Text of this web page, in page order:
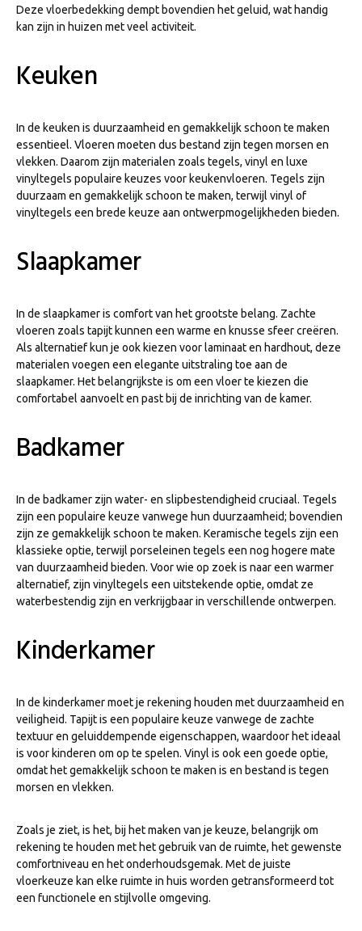
Deze vloerbedekking dempt bovendien het geluid, wat handig
kan zijn in huizen met veel activiteit.
Keuken
In de keuken is duurzaamheid en gemakkelijk schoon te maken
essentieel. Vloeren moeten dus bestand zijn tegen morsen en
vlekken. Daarom zijn materialen zoals tegels, vinyl en luxe
vinyltegels populaire keuzes voor keukenvloeren. Tegels zijn
duurzaam en gemakkelijk schoon te maken, terwijl vinyl of
vinyltegels een brede keuze aan ontwerpmogelijkheden bieden.
Slaapkamer
In de slaapkamer is comfort van het grootste belang. Zachte
vloeren zoals tapijt kunnen een warme en knusse sfeer creëren.
Als alternatief kun je ook kiezen voor laminaat en hardhout, deze
materialen voegen een elegante uitstraling toe aan de
slaapkamer. Het belangrijkste is om een vloer te kiezen die
comfortabel aanvoelt en past bij de inrichting van de kamer.
Badkamer
In de badkamer zijn water- en slipbestendigheid cruciaal. Tegels
zijn een populaire keuze vanwege hun duurzaamheid; bovendien
zijn ze gemakkelijk schoon te maken. Keramische tegels zijn een
klassieke optie, terwijl porseleinen tegels een nog hogere mate
van duurzaamheid bieden. Voor wie op zoek is naar een warmer
alternatief, zijn vinyltegels een uitstekende optie, omdat ze
waterbestendig zijn en verkrijgbaar in verschillende ontwerpen.
Kinderkamer
In de kinderkamer moet je rekening houden met duurzaamheid en
veiligheid. Tapijt is een populaire keuze vanwege de zachte
textuur en geluiddempende eigenschappen, waardoor het ideaal
is voor kinderen om op te spelen. Vinyl is ook een goede optie,
omdat het gemakkelijk schoon te maken is en bestand is tegen
morsen en vlekken.
Zoals je ziet, is het, bij het maken van je keuze, belangrijk om
rekening te houden met het gebruik van de ruimte, het gewenste
comfortniveau en het onderhoudsgemak. Met de juiste
vloerkeuze kan elke ruimte in huis worden getransformeerd tot
een functionele en stijlvolle omgeving.